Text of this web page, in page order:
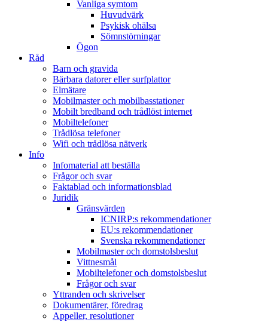
Vanliga symtom
Huvudvärk
Psykisk ohälsa
Sömnstörningar
Ögon
Råd
Barn och gravida
Bärbara datorer eller surfplattor
Elmätare
Mobilmaster och mobilbasstationer
Mobilt bredband och trådlöst internet
Mobiltelefoner
Trådlösa telefoner
Wifi och trådlösa nätverk
Info
Infomaterial att beställa
Frågor och svar
Faktablad och informationsblad
Juridik
Gränsvärden
ICNIRP:s rekommendationer
EU:s rekommendationer
Svenska rekommendationer
Mobilmaster och domstolsbeslut
Vittnesmål
Mobiltelefoner och domstolsbeslut
Frågor och svar
Yttranden och skrivelser
Dokumentärer, föredrag
Appeller, resolutioner